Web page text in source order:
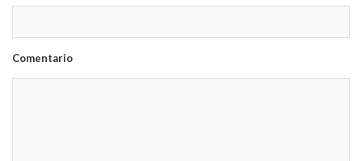
Comentario